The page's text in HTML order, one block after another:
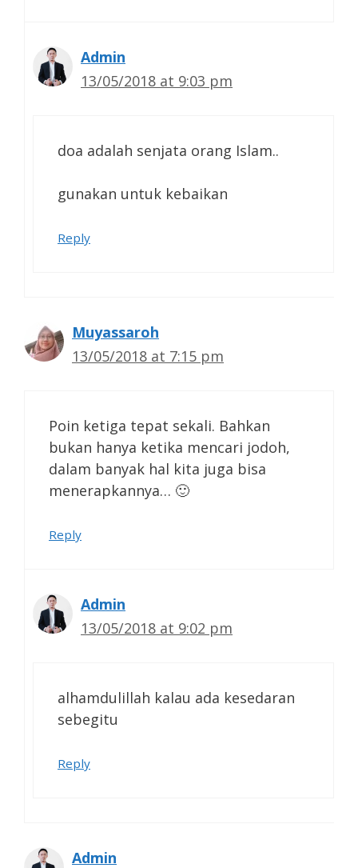
Admin
13/05/2018 at 9:03 pm
doa adalah senjata orang Islam..
gunakan untuk kebaikan
Reply
Muyassaroh
13/05/2018 at 7:15 pm
Poin ketiga tepat sekali. Bahkan
bukan hanya ketika mencari jodoh,
dalam banyak hal kita juga bisa
menerapkannya… 🙂
Reply
Admin
13/05/2018 at 9:02 pm
alhamdulillah kalau ada kesedaran
sebegitu
Reply
Admin